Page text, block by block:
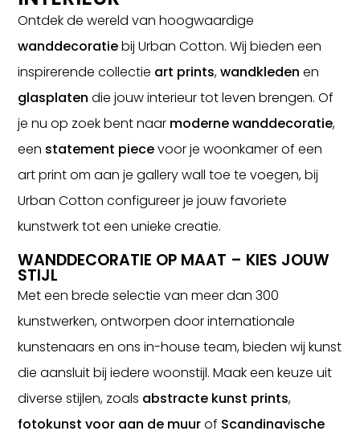
Ontdek de wereld van hoogwaardige
wanddecoratiebij Urban Cotton. Wij bieden een
inspirerende collectie art prints,wandkleden en
glasplaten die jouw interieur tot leven brengen. Of
je nu op zoek bent naar moderne wanddecoratie,
een statement piecevoor je woonkamer of een
art print om aan je gallery wall toe te voegen, bij
Urban Cotton configureer je jouw favoriete
kunstwerk tot een unieke creatie.
WANDDECORATIE OP MAAT – KIES JOUW
STIJL
Met een brede selectie van meer dan 300
kunstwerken, ontworpen door internationale
kunstenaars en ons in-house team, bieden wij kunst
die aansluit bij iedere woonstijl. Maak een keuze uit
diverse stijlen, zoals abstracte kunst prints,
fotokunst voor aan de muurof Scandinavische